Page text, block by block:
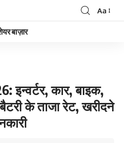
Font
Aa
बाज़ार
इन्वर्टर, कार, बाइक,
के ताजा रेट, खरीदने